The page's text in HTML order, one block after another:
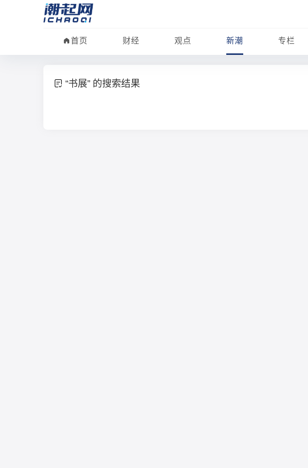
首页 财经 观点 新潮 专栏
“书展” 的搜索结果